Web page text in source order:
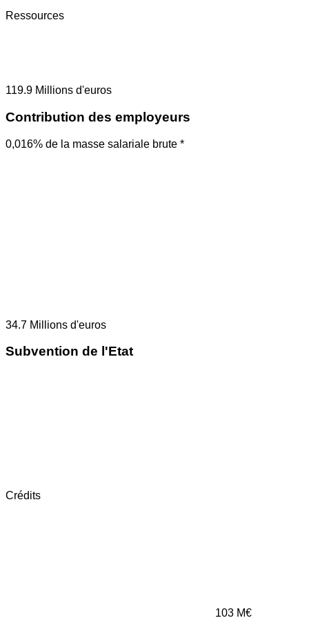
Ressources
119.9 Millions d'euros
Contribution des employeurs
0,016% de la masse salariale brute *
34.7 Millions d'euros
Subvention de l'Etat
Crédits
103 M€